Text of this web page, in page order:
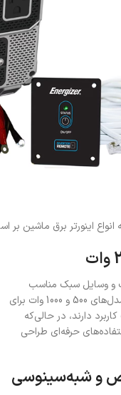
انواع اینورتر برق ماشین
تبلت و وسایل سبک مناسب
هستند و فشار کمی به باتری خودرو وارد می‌کنند. مدل‌های 500 و 1000 وات برای
دارند، در حالی‌که
و استفاده‌های حرفه‌ای طراحی
و شبه‌سینوسی